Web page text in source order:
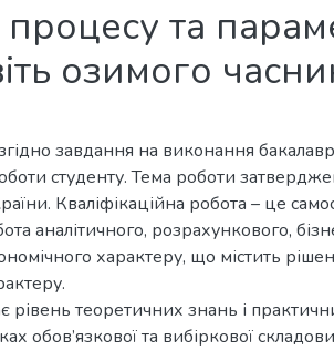
та
озимого
завдання на виконання
студенту. Тема роботи
Кваліфікаційна робота – це
аналітичного, розрахункового,
характеру, що містить
рівень теоретичних знань і
обов’язкової та вибіркової